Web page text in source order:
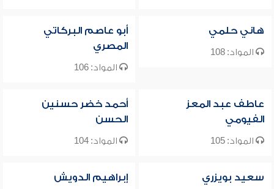
هاني حلمي
المواد: 108
أبو عاصم البركاتي
المصري
المواد: 106
عاطف عبد المعز
الفيومي
المواد: 105
أحمد خضر حسنين
الحسن
المواد: 104
سعيد بويزري إبراهيم الدويش